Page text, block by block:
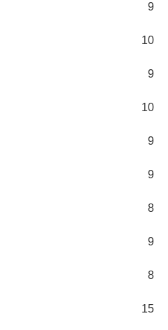
9
10
9
10
9
9
8
9
8
15